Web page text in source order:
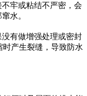
牢或粘结不严密，会
水。
有做增强处理或密封
产生裂缝，导致防水